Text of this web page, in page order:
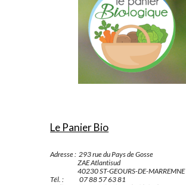
Le Panier Bio
Adresse :  293 rue du Pays de Gosse
                       ZAE Atlantisud
                       40230 ST-GEOURS-DE-MARREMNE
Tél. :             07 88 57 63 81